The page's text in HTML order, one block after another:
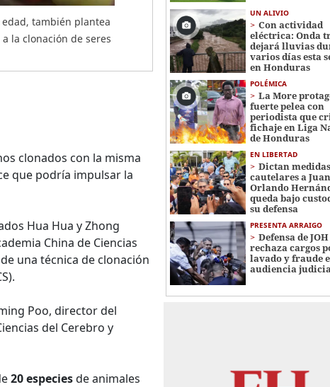
edad, también plantea
la clonación de seres
clonados con la misma
que podría impulsar la
Hua Hua y Zhong
China de Ciencias
una técnica de clonación
Poo, director del
del Cerebro y
20 especiesde animales
UN ALIVIO
Con actividad
eléctrica: Onda
dejará lluvias
varios días esta
en Honduras
POLÉMICA
La More
fuerte pelea con
periodista que
fichaje en Liga
de Honduras
EN LIBERTAD
Dictan medidas
cautelares a Juan
Orlando
queda bajo
su defensa
PRESENTA ARRAIGO
Defensa de JOH
rechaza cargos
lavado y fraude
audiencia